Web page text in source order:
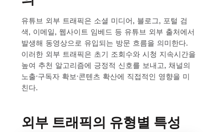
유튜브 외부 트래픽은 소셜 미디어, 블로그, 포털 검
색, 이메일, 웹사이트 임베드 등 유튜브 외부 출처에서
발생해 동영상으로 유입되는 방문 흐름을 의미한다.
이러한 외부 트래픽은 초기 조회수와 시청 지속시간을
높여 추천 알고리즘에 긍정적 신호를 보내고, 채널의
노출·구독자 확보·콘텐츠 확산에 직접적인 영향을 미
친다.
외부 트래픽의 유형별 특성